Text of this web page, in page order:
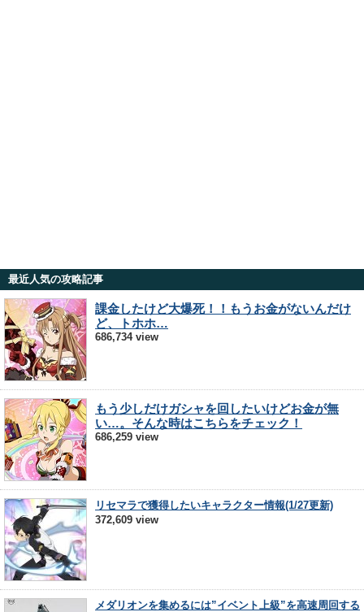
最近人気の攻略記事
課金したけど大爆死！！もうお金がないんだけ
ど、トホホ…
686,734 view
もう少しだけガシャを回したいけどお金が無
い…。そんな時はこちらをチェック！
686,259 view
リセマラで獲得したいキャラクター情報(1/27更新)
372,609 view
メダリオンを集めるには”イベント上級”を高速周回する